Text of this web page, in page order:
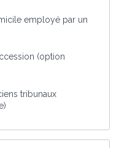
employé par un
(option
tribunaux